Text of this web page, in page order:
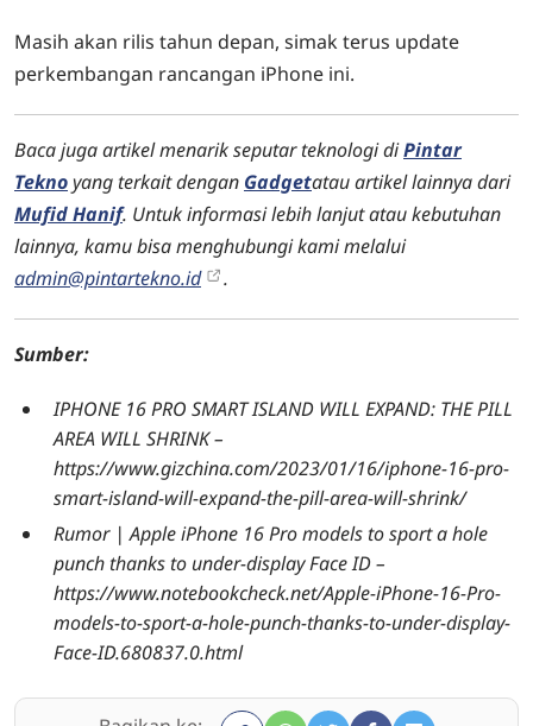
Masih akan rilis tahun depan, simak terus update
perkembangan rancangan iPhone ini.
Baca juga artikel menarik seputar teknologi diPintar
Teknoyang terkait dengan Gadgetatau artikel lainnya dari
Mufid Hanif. Untuk informasi lebih lanjut atau kebutuhan
lainnya, kamu bisa menghubungi kami melalui
admin@pintartekno.id
.
Sumber:
IPHONE 16 PRO SMART ISLAND WILL EXPAND: THE PILL
AREA WILL SHRINK –
https://www.gizchina.com/2023/01/16/iphone-16-pro-
smart-island-will-expand-the-pill-area-will-shrink/
Rumor | Apple iPhone 16 Pro models to sport a hole
punch thanks to under-display Face ID –
https://www.notebookcheck.net/Apple-iPhone-16-Pro-
models-to-sport-a-hole-punch-thanks-to-under-display-
Face-ID.680837.0.html